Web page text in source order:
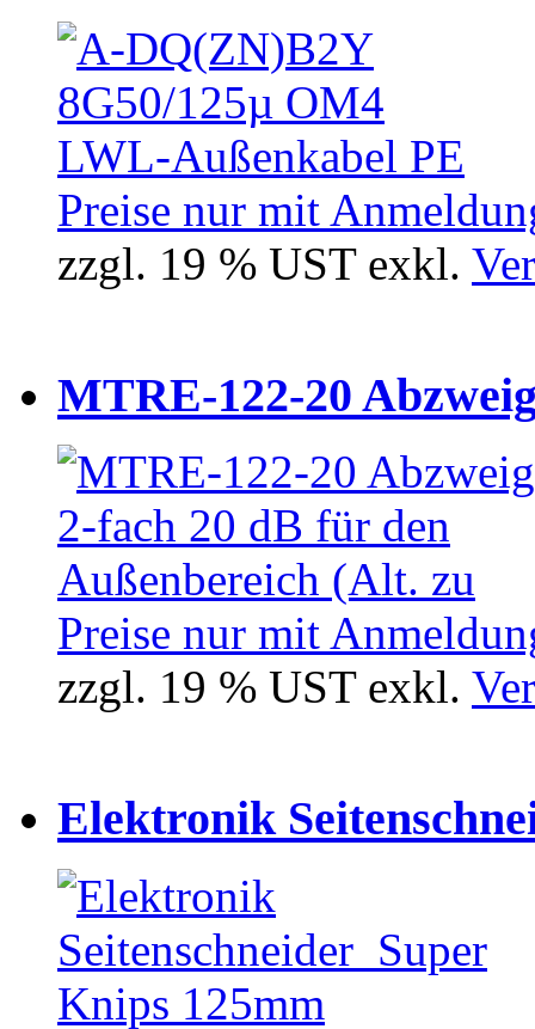
Preise nur mit
zzgl. 19 % UST exkl.
MTRE-122-20
Preise nur mit
zzgl. 19 % UST exkl.
Elektronik